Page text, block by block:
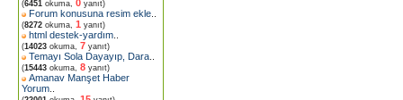
(6451 okuma, 0 yanıt)
Forum konusuna resim ekle
(8272 okuma, 1 yanıt)
html destek-yardım
(14023 okuma, 7 yanıt)
Temayı Sola Dayayıp, Dara
(15443 okuma, 8 yanıt)
Amanav Manşet Haber
Yorum